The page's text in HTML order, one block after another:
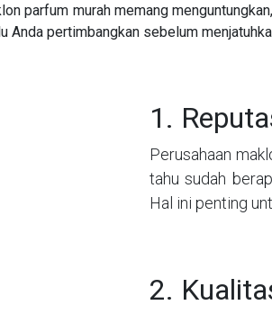
parfum murah memang
Anda pertimbangkan sebelum
1.
Perusahaan
tahu sudah
Hal ini penting
2.